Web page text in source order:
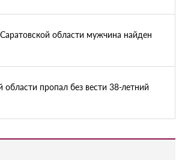
области мужчина найден
области пропал без вести 38-летний